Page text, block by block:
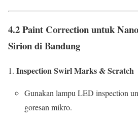
4.2 Paint Correction untuk
Sirion di Bandung
Inspection Swirl Marks & Scratch
Gunakan lampu LED inspection
goresan mikro.